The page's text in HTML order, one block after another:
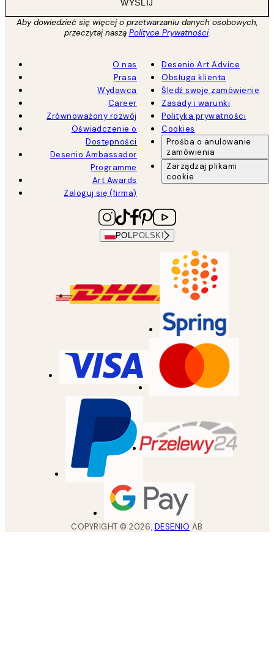
WYŚLIJ
Aby dowiedzieć się więcej o przetwarzaniu danych osobowych,
przeczytaj naszą Polityce Prywatności.
O nas
Prasa
Wydawca
Career
Zrównoważony rozwój
Oświadczenie o
Dostępności
Desenio Ambassador
Programme
Art Awards
Zaloguj się (firma)
Desenio Art Advice
Obsługa klienta
Śledź swoje zamówienie
Zasady i warunki
Polityka prywatności
Cookies
Prośba o anulowanie
zamówienia
Zarządzaj plikami
cookie
POL POLSKI
COPYRIGHT ©2026, DESENIO AB